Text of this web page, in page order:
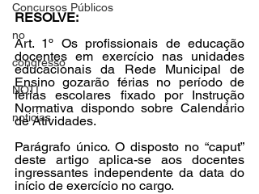
Concursos Públicos
no
congresso
NOTI
noticias
RESOLVE:
Art. 1º Os profissionais de educação
docentes em exercício nas unidades
educacionais da Rede Municipal de
Ensino gozarão férias no período de
férias escolares fixado por Instrução
Normativa dispondo sobre Calendário
de Atividades.
Parágrafo único. O disposto no “caput”
deste artigo aplica-se aos docentes
ingressantes independente da data do
início de exercício no cargo.